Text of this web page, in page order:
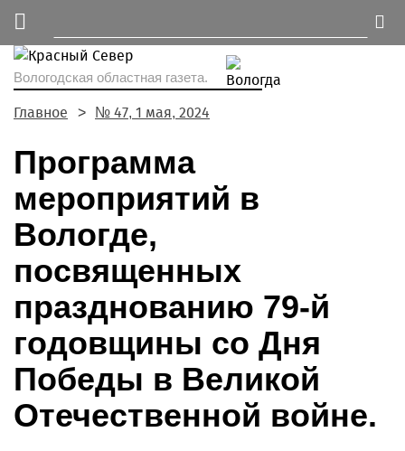
Вологодская областная газета.
Главное № 47, 1 мая, 2024
Программа
мероприятий в
Вологде,
посвященных
празднованию 79-й
годовщины со Дня
Победы в Великой
Отечественной войне.